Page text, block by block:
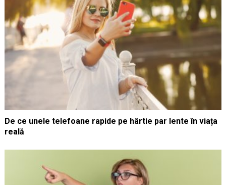
De ce unele telefoane rapide pe hârtie par lente în viața
reală